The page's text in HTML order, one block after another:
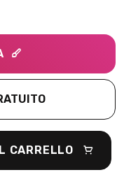
CARRELLO